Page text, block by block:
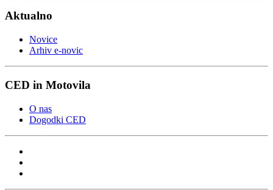
Aktualno
Novice
Arhiv e-novic
CED in Motovila
O nas
Dogodki CED